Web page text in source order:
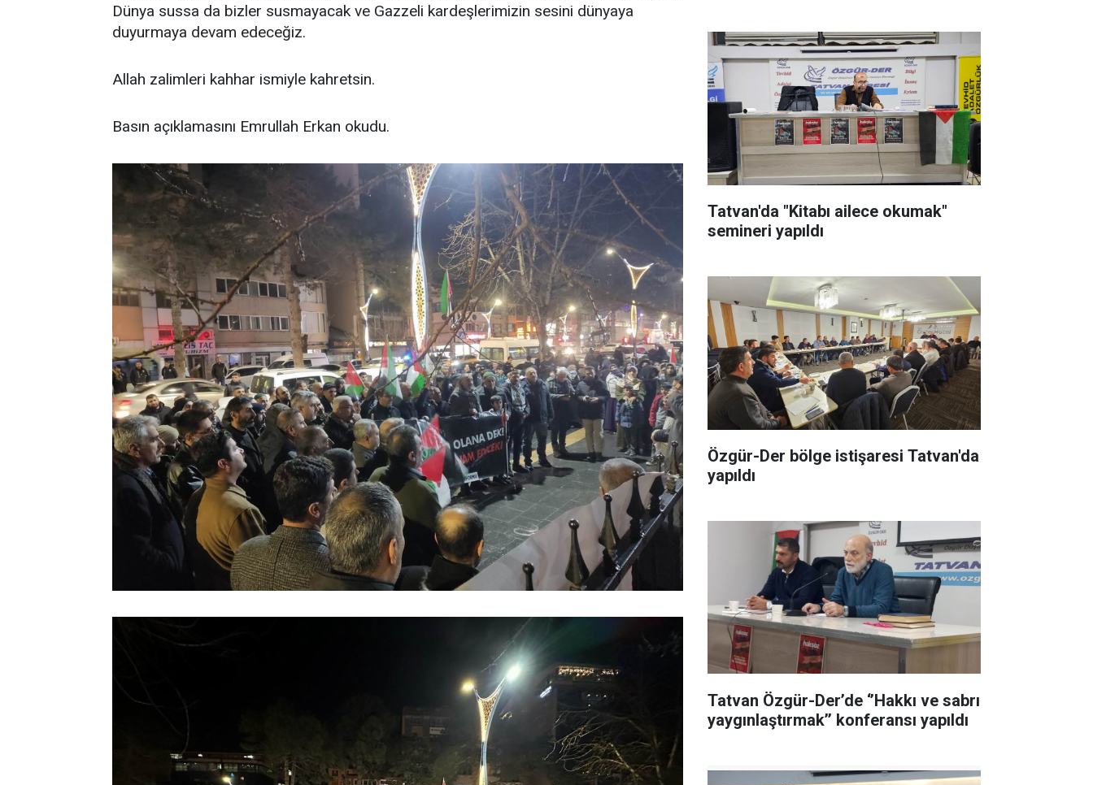
Dünya sussa da bizler susmayacak ve Gazzeli kardeşlerimizin sesini dünyaya
duyurmaya devam edeceğiz.
Allah zalimleri kahhar ismiyle kahretsin.
Basın açıklamasını Emrullah Erkan okudu.
Tatvan'da "Kitabı ailece okumak"
semineri yapıldı
Özgür-Der bölge istişaresi Tatvan'da
yapıldı
Tatvan Özgür-Der’de ‘’Hakkı ve sabrı
yaygınlaştırmak’’ konferansı yapıldı